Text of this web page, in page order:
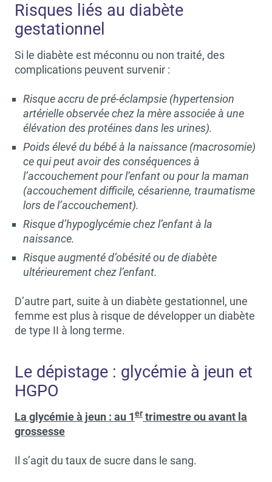
Risques liés au diabète
gestationnel
Si le diabète est méconnu ou non traité, des
complications peuvent survenir :
Risque accru de pré-éclampsie (hypertension
artérielle observée chez la mère associée à une
élévation des protéines dans les urines).
Poids élevé du bébé à la naissance (macrosomie)
ce qui peut avoir des conséquences à
l’accouchement pour l’enfant ou pour la maman
(accouchement difficile, césarienne, traumatisme
lors de l’accouchement).
Risque d’hypoglycémie chez l’enfant à la
naissance.
Risque augmenté d’obésité ou de diabète
ultérieurement chez l’enfant.
D’autre part, suite à un diabète gestationnel, une
femme est plus à risque de développer un diabète
de type II à long terme.
Le dépistage : glycémie à jeun et
HGPO
La glycémie à jeun : au 1er trimestre ou avant la
grossesse
Il s’agit du taux de sucre dans le sang.